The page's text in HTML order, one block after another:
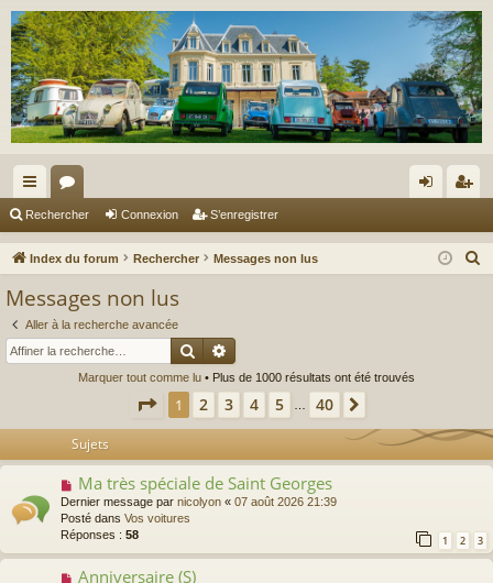
cc
ès
de
or
u ne nr
Rechercher Connexion S’enregistrer
Index du forum Rechercher Messages non lus
h
Messages non lus
Aller à la recherche avancée
Rechercher
Marquer tout comme lu • Plus de 1000 résultats ont été trouvés
Page 1sur 40
1 2 3 4 5 40
Sujets
N
v
a
u
Ma très spéciale de Saint Georges
Dernier message par nicolyon « 07 août 2026 21:39
Posté dans Vos voitures
Réponses : 58 1 2 3
N
Anniversaire (S)